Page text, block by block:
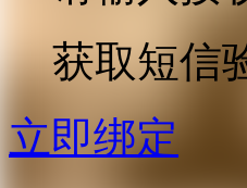
获取短信
立即绑定